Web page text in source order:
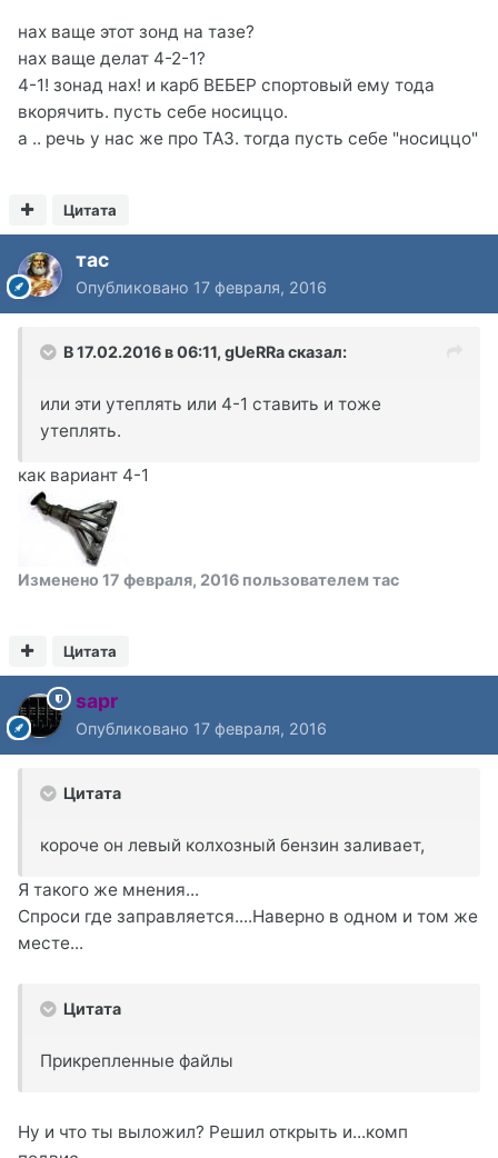
нах ваще этот зонд на тазе?
нах ваще делат 4-2-1?
4-1! зонад нах! и карб ВЕБЕР спортовый ему тода
вкорячить. пусть себе носиццо.
а .. речь у нас же про ТАЗ. тогда пусть себе "носиццо"
Цитата
тас
Опубликовано 17 февраля, 2016
В 17.02.2016 в 06:11, gUeRRa сказал:
или эти утеплять или 4-1 ставить и тоже
утеплять.
как вариант 4-1
Изменено 17 февраля, 2016 пользователем тас
Цитата
sapr
Опубликовано 17 февраля, 2016
Цитата
короче он левый колхозный бензин заливает,
Я такого же мнения...
Спроси где заправляется....Наверно в одном и том же
месте...
Цитата
Прикрепленные файлы
Ну и что ты выложил? Решил открыть и...комп